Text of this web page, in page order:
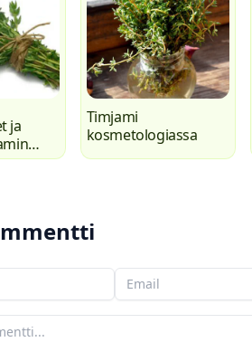
ja
Timjami
kosmetologiassa
Sähköpostisi